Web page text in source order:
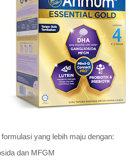
yang lebih maju dengan:
dan MFGM